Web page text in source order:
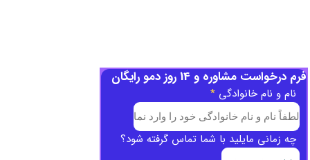
فرم درخواست مشاوره و 14 روز دمو رایگان
نام و نام خانوادگی *
چه زمانی مایلید با شما تماس گرفته شود؟